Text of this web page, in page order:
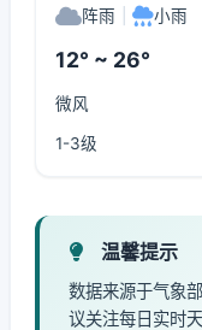
阵雨 小雨
12° ~ 26°
微风
1-3级
温馨提示
数据来源于气象
议关注每日实时